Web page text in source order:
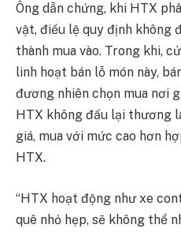
Ông dẫn chứng, khi HTX
vật, điều lệ quy định không
thành mua vào. Trong khi,
linh hoạt bán lỗ món này,
đương nhiên chọn mua nơi
HTX không đấu lại thương
giá, mua với mức cao hơn
HTX.
“HTX hoạt động như xe
quê nhỏ hẹp, sẽ không thể